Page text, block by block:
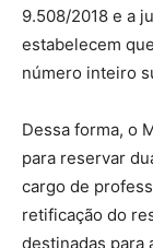
9.508/2018 e a
estabelecem
número inteiro
Dessa forma, o
para reservar
cargo de
retificação do
destinadas para